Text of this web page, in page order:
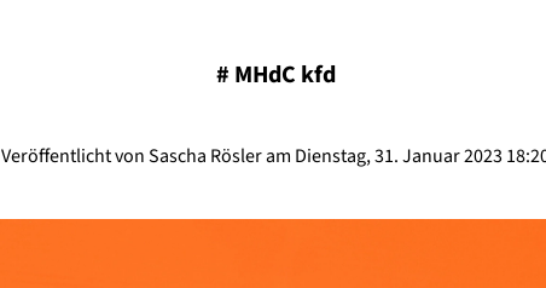
# MHdC kfd
Veröffentlicht von Sascha Rösler am Dienstag, 31. Januar 2023